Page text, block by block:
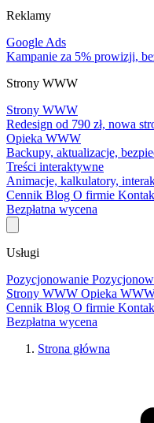
Reklamy
Google Ads
Kampanie za 5% prowizji,
Strony WWW
Strony WWW
Redesign od 790 zł, nowa
Opieka WWW
Backupy, aktualizacje,
Treści interaktywne
Animacje, kalkulatory,
Cennik Blog O firmie
Bezpłatna wycena
Usługi
Pozycjonowanie
Strony WWW Opieka
Cennik Blog O firmie
Bezpłatna wycena
Strona główna